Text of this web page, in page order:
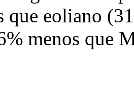
que eoliano
menos que